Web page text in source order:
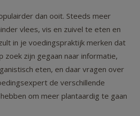
dan ooit. Steeds meer
vlees, vis en zuivel te eten en
in je voedingspraktijk merken dat
zoek zijn gegaan naar informatie,
eten, en daar vragen over
de verschillende
om meer plantaardig te gaan